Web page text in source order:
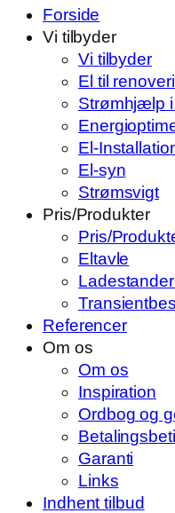
Forside
Vi tilbyder
Vi tilbyder
El til
Strømhjælp
El-
El-syn
Strømsvigt
Pris/Produkter
Pris/
Eltavle
Referencer
Om os
Om os
Inspiration
Ordbog og
Garanti
Links
Indhent tilbud